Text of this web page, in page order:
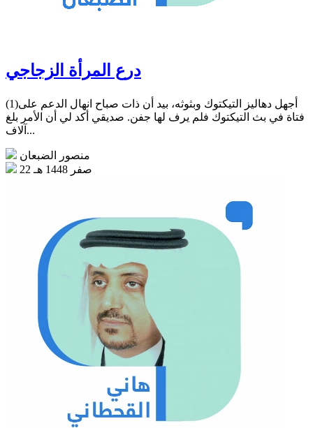
درع المرأة الزجاجي
(1)أجهل دهاليز التيكتوك وبثوثه، بيد أن ذات صباح انهال الدعم على
فتاة في بث التيكتوك فلم يرف لها جفن. صديقي أكد لي أن الأمر بلغ
آلاف...
منصور الضبعان
22 صفر 1448 هـ